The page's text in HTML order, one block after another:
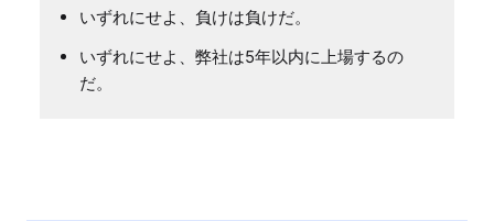
いずれにせよ、負けは負けだ。
いずれにせよ、弊社は5年以内に上場するの
だ。